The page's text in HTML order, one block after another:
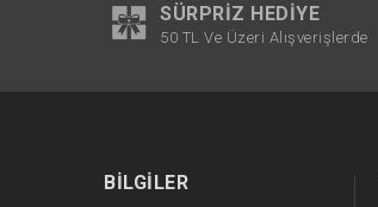
SÜRPRIZ HEDIYE
50 TL Ve Üzeri Alışverişlerde
BILGILER